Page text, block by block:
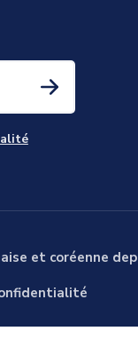
et coréenne